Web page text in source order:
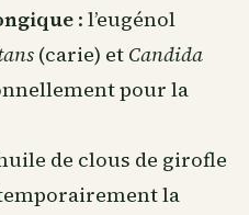
: l’eugénol
(carie) et Candida
pour la
de clous de girofle
la